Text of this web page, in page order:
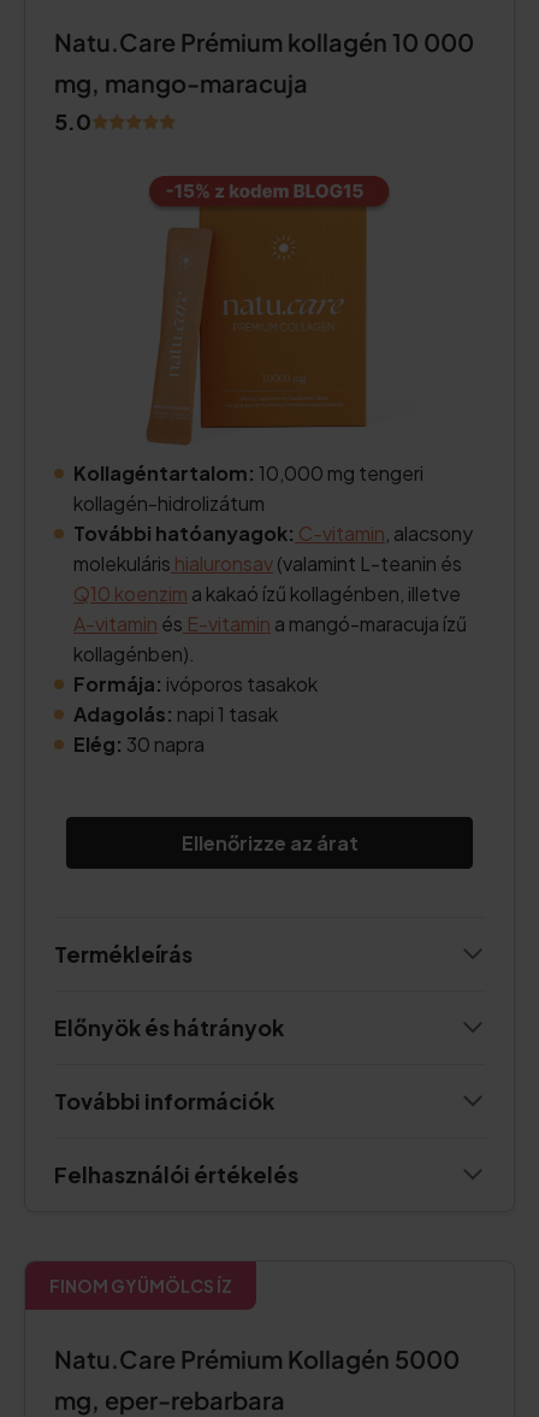
Natu.Care Prémium kollagén 10 000
mg, mango-maracuja
5.0
Kollagéntartalom: 10,000 mg tengeri
kollagén-hidrolizátum
További hatóanyagok: C-vitamin , alacsony
molekuláris hialuronsav(valamint L-teanin és
Q10 koenzim a kakaó ízű kollagénben, illetve
A-vitamin és E-vitamin a mangó-maracuja ízű
kollagénben).
Formája: ivóporos tasakok
Adagolás: napi 1 tasak
Elég: 30 napra
Ellenőrizze az árat
Termékleírás
Előnyök és hátrányok
További információk
Felhasználói értékelés
FINOM GYÜMÖLCS ÍZ
Natu.Care Prémium Kollagén 5000
mg, eper-rebarbara